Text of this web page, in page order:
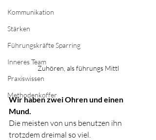
Kommunikation
Stärken
Führungskräfte Sparring
Inneres Team
Praxiswissen
Methodenkoffer
Zuhören, als führungs Mittl
Wir haben zwei Ohren und einen
Mund.
Die meisten von uns benutzen ihn
trotzdem dreimal so viel.